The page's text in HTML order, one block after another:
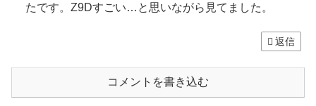
たです。Z9Dすごい…と思いながら見てました。
返信
コメントを書き込む